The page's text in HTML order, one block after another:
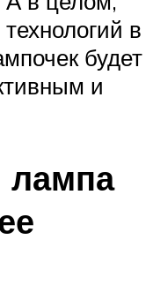
в
будет
и
лампа